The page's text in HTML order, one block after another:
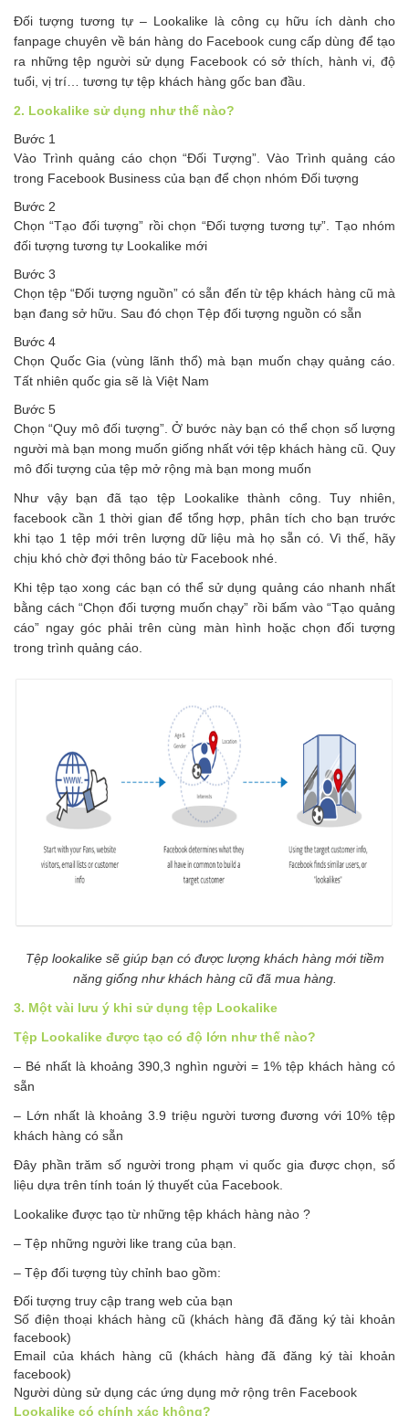
Đối tượng tương tự – Lookalike là công cụ hữu ích dành cho
fanpage chuyên về bán hàng do Facebook cung cấp dùng để tạo
ra những tệp người sử dụng Facebook có sở thích, hành vi, độ
tuổi, vị trí… tương tự tệp khách hàng gốc ban đầu.
2. Lookalike sử dụng như thế nào?
Bước 1
Vào Trình quảng cáo chọn “Đối Tượng”. Vào Trình quảng cáo
trong Facebook Business của bạn để chọn nhóm Đối tượng
Bước 2
Chọn “Tạo đối tượng” rồi chọn “Đối tượng tương tự”. Tạo nhóm
đối tượng tương tự Lookalike mới
Bước 3
Chọn tệp “Đối tượng nguồn” có sẵn đến từ tệp khách hàng cũ mà
bạn đang sở hữu. Sau đó chọn Tệp đối tượng nguồn có sẵn
Bước 4
Chọn Quốc Gia (vùng lãnh thổ) mà bạn muốn chạy quảng cáo.
Tất nhiên quốc gia sẽ là Việt Nam
Bước 5
Chọn “Quy mô đối tượng”. Ở bước này bạn có thể chọn số lượng
người mà bạn mong muốn giống nhất với tệp khách hàng cũ. Quy
mô đối tượng của tệp mở rộng mà bạn mong muốn
Như vậy bạn đã tạo tệp Lookalike thành công. Tuy nhiên,
facebook cần 1 thời gian để tổng hợp, phân tích cho bạn trước
khi tạo 1 tệp mới trên lượng dữ liệu mà họ sẵn có. Vì thế, hãy
chịu khó chờ đợi thông báo từ Facebook nhé.
Khi tệp tạo xong các bạn có thể sử dụng quảng cáo nhanh nhất
bằng cách “Chọn đối tượng muốn chạy” rồi bấm vào “Tạo quảng
cáo” ngay góc phải trên cùng màn hình hoặc chọn đối tượng
trong trình quảng cáo.
Tệp lookalike sẽ giúp bạn có được lượng khách hàng mới tiềm
năng giống như khách hàng cũ đã mua hàng.
3. Một vài lưu ý khi sử dụng tệp Lookalike
Tệp Lookalike được tạo có độ lớn như thế nào?
– Bé nhất là khoảng 390,3 nghìn người = 1% tệp khách hàng có
sẵn
– Lớn nhất là khoảng 3.9 triệu người tương đương với 10% tệp
khách hàng có sẵn
Đây phần trăm số người trong phạm vi quốc gia được chọn, số
liệu dựa trên tính toán lý thuyết của Facebook.
Lookalike được tạo từ những tệp khách hàng nào ?
– Tệp những người like trang của bạn.
– Tệp đối tượng tùy chỉnh bao gồm:
Đối tượng truy cập trang web của bạn
Số điện thoại khách hàng cũ (khách hàng đã đăng ký tài khoản
facebook)
Email của khách hàng cũ (khách hàng đã đăng ký tài khoản
facebook)
Người dùng sử dụng các ứng dụng mở rộng trên Facebook
Lookalike có chính xác không?